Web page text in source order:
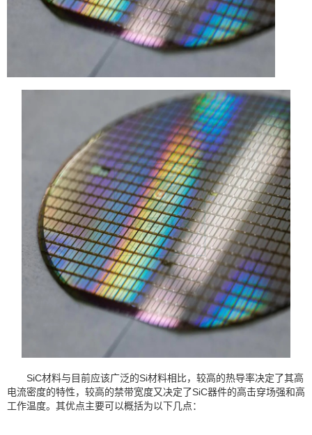
SiC材料与目前应该广泛的Si材料相比，较高的热导率决定了其高
电流密度的特性，较高的禁带宽度又决定了SiC器件的高击穿场强和高
工作温度。其优点主要可以概括为以下几点：